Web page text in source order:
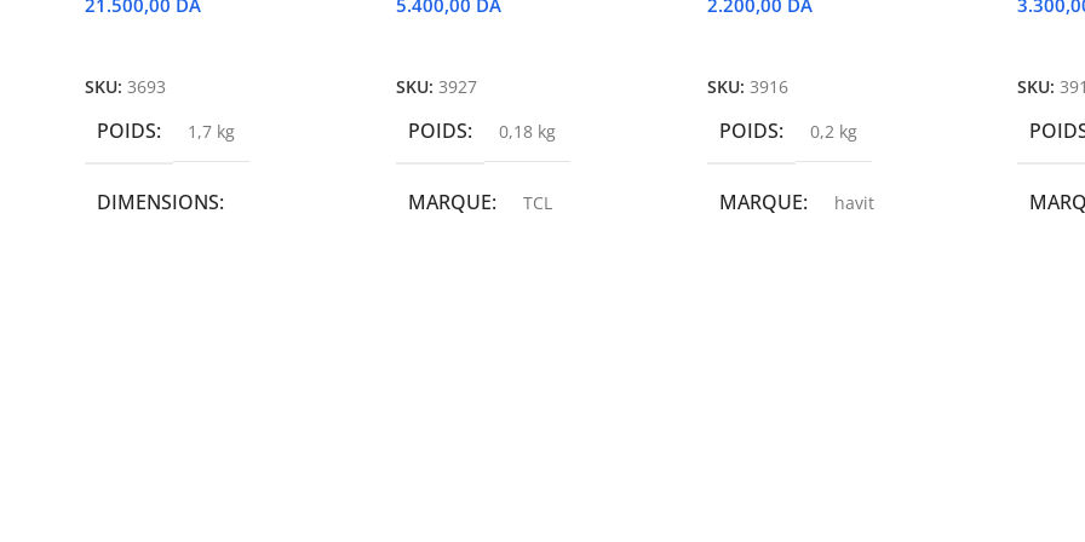
21.500,00 DA
SKU: 3693
POIDS 1,7 kg
DIMENSIONS
5.400,00 DA
SKU: 3927
POIDS 0,18 kg
MARQUE TCL
2.200,00 DA
SKU: 3916
POIDS 0,2 kg
MARQUE havit
SKU: